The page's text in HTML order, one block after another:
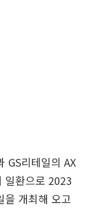
GS리테일의 AX
일환으로 2023
을 개최해 오고